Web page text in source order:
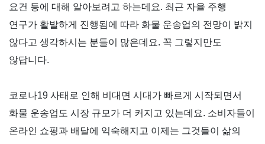
요건 등에 대해 알아보려고 하는데요. 최근 자율 주행
연구가 활발하게 진행됨에 따라 화물 운송업의 전망이 밝지
않다고 생각하시는 분들이 많은데요. 꼭 그렇지만도
않답니다.
코로나19 사태로 인해 비대면 시대가 빠르게 시작되면서
화물 운송업도 시장 규모가 더 커지고 있는데요. 소비자들이
온라인 쇼핑과 배달에 익숙해지고 이제는 그것들이 삶의